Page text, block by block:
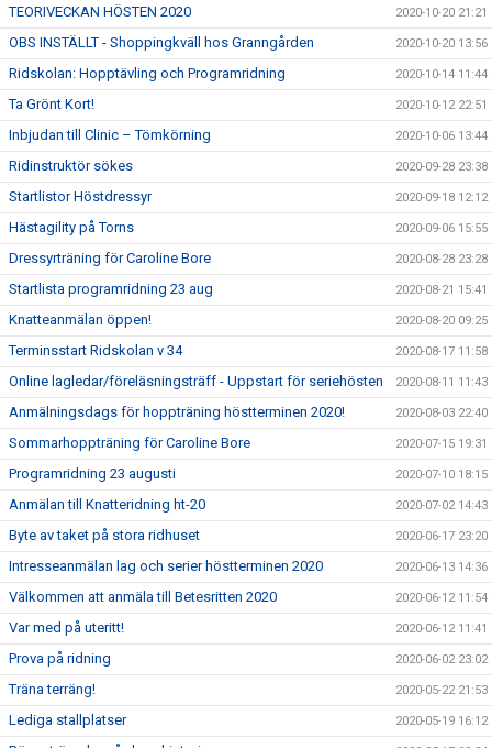
TEORIVECKAN HÖSTEN 2020 2020-10-20 21:21
OBS INSTÄLLT - Shoppingkväll hos Granngården 2020-10-20 13:56
Ridskolan: Hopptävling och Programridning 2020-10-14 11:44
Ta Grönt Kort! 2020-10-12 22:51
Inbjudan till Clinic – Tömkörning 2020-10-06 13:44
Ridinstruktör sökes 2020-09-28 23:38
Startlistor Höstdressyr 2020-09-18 12:12
Hästagility på Torns 2020-09-06 15:55
Dressyrträning för Caroline Bore 2020-08-28 23:28
Startlista programridning 23 aug 2020-08-21 15:41
Knatteanmälan öppen! 2020-08-20 09:25
Terminsstart Ridskolan v 34 2020-08-17 11:58
Online lagledar/föreläsningsträff - Uppstart för seriehösten 2020-08-11 11:43
Anmälningsdags för hoppträning höstterminen 2020! 2020-08-03 22:40
Sommarhoppträning för Caroline Bore 2020-07-15 19:31
Programridning 23 augusti 2020-07-10 18:15
Anmälan till Knatteridning ht-20 2020-07-02 14:43
Byte av taket på stora ridhuset 2020-06-17 23:20
Intresseanmälan lag och serier höstterminen 2020 2020-06-13 14:36
Välkommen att anmäla till Betesritten 2020 2020-06-12 11:54
Var med på uteritt! 2020-06-12 11:41
Prova på ridning 2020-06-02 23:02
Träna terräng! 2020-05-22 21:53
Lediga stallplatser 2020-05-19 16:12